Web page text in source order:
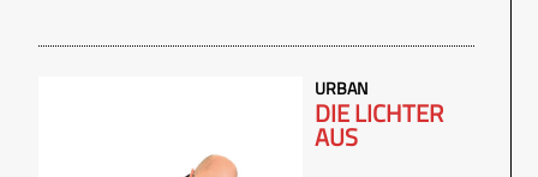
URBAN
DIE LICHTER
AUS